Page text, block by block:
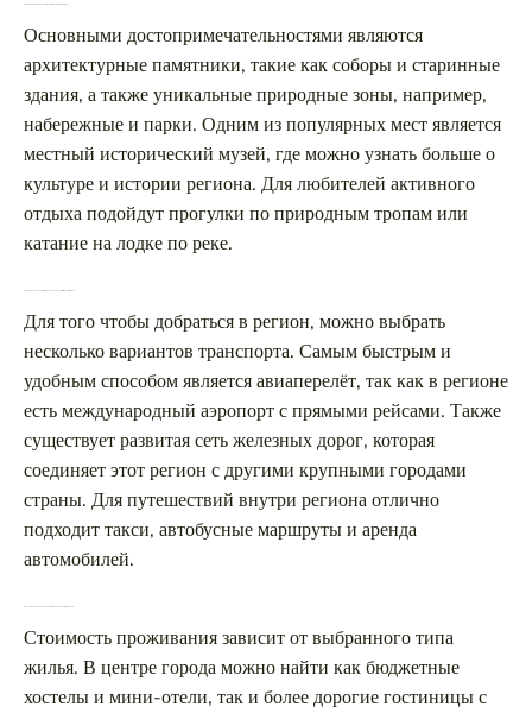
Основными достопримечательностями являются
архитектурные памятники, такие как соборы и старинные
здания, а также уникальные природные зоны, например,
набережные и парки. Одним из популярных мест является
местный исторический музей, где можно узнать больше о
культуре и истории региона. Для любителей активного
отдыха подойдут прогулки по природным тропам или
катание на лодке по реке.
Для того чтобы добраться в регион, можно выбрать
несколько вариантов транспорта. Самым быстрым и
удобным способом является авиаперелёт, так как в регионе
есть международный аэропорт с прямыми рейсами. Также
существует развитая сеть железных дорог, которая
соединяет этот регион с другими крупными городами
страны. Для путешествий внутри региона отлично
подходит такси, автобусные маршруты и аренда
автомобилей.
Стоимость проживания зависит от выбранного типа
жилья. В центре города можно найти как бюджетные
хостелы и мини-отели, так и более дорогие гостиницы с